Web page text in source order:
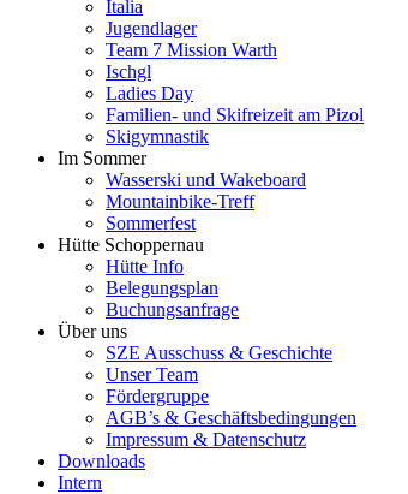
Italia
Jugendlager
Team 7 Mission Warth
Ischgl
Ladies Day
Familien- und Skifreizeit am Pizol
Skigymnastik
Im Sommer
Wasserski und Wakeboard
Mountainbike-Treff
Sommerfest
Hütte Schoppernau
Hütte Info
Belegungsplan
Buchungsanfrage
Über uns
SZE Ausschuss & Geschichte
Unser Team
Fördergruppe
AGB’s & Geschäftsbedingungen
Impressum & Datenschutz
Downloads
Intern